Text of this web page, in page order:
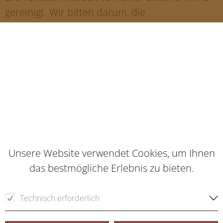
Unsere Website verwendet Cookies, um Ihnen
das bestmögliche Erlebnis zu bieten.
Technisch erforderlich
gereinigt. Wir bitten darum, die
1. Bei der Errichtung einer Feuerstelle darf nur
eine Feuerschale, die in einem 5 cm dickem
Sandbett steht ist, verwendet werden.